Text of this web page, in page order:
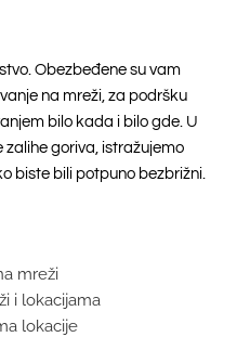
Obezbeđene su vam
na mreži, za podršku
bilo kada i bilo gde. U
goriva, istražujemo
biste bili potpuno bezbrižni.
mreži
i lokacijama
lokacije